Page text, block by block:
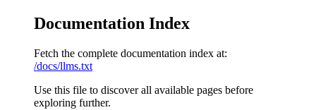
Documentation Index
Fetch the complete documentation index at:
/docs/llms.txt
Use this file to discover all available pages before
exploring further.